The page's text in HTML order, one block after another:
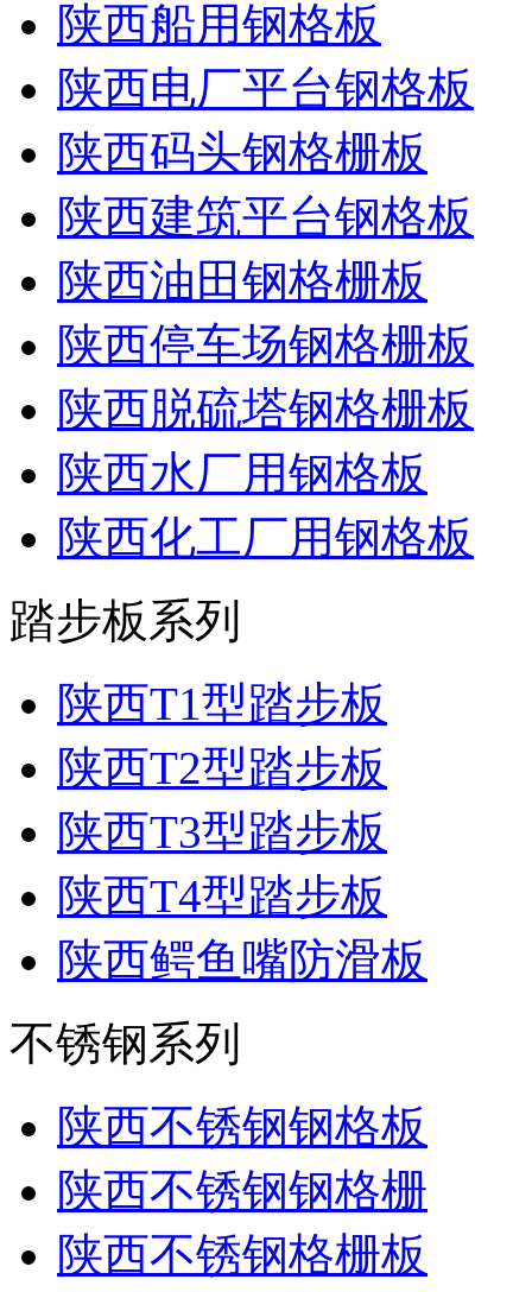
陕西船用钢格板
陕西电厂平台钢格板
陕西码头钢格栅板
陕西建筑平台钢格板
陕西油田钢格栅板
陕西停车场钢格栅板
陕西脱硫塔钢格栅板
陕西水厂用钢格板
陕西化工厂用钢格板
踏步板系列
陕西T1型踏步板
陕西T2型踏步板
陕西T3型踏步板
陕西T4型踏步板
陕西鳄鱼嘴防滑板
不锈钢系列
陕西不锈钢钢格板
陕西不锈钢钢格栅
陕西不锈钢格栅板